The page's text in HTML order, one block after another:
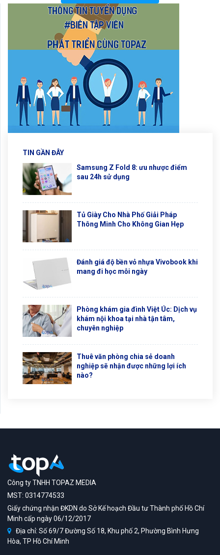
TIN GẦN ĐÂY
Samsung Z Fold 8: ưu nhược điểm
sau 24h sử dụng
Tủ Giày Cho Nhà Phố Giải Pháp
Thông Minh Cho Không Gian Hẹp
Đánh giá độ bền vỏ nhựa Vivobook khi
mang đi học mỗi ngày
Phòng khám gia đình Việt Úc: Dịch vụ
khám nội khoa tại nhà tận tâm,
chuyên nghiệp
Thuê văn phòng chia sẻ doanh
nghiệp sẽ nhận được những lợi ích
nào?
Công ty TNHH TOPAZ MEDIA
MST: 0314774533
Giấy chứng nhận ĐKDN do Sở Kế hoạch Đầu tư Thành phố Hồ Chí
Minh cấp ngày 06/12/2017
Địa chỉ: Số 69/7 Đường Số 18, Khu phố 2, Phường Bình Hưng
Hòa, TP Hồ Chí Minh